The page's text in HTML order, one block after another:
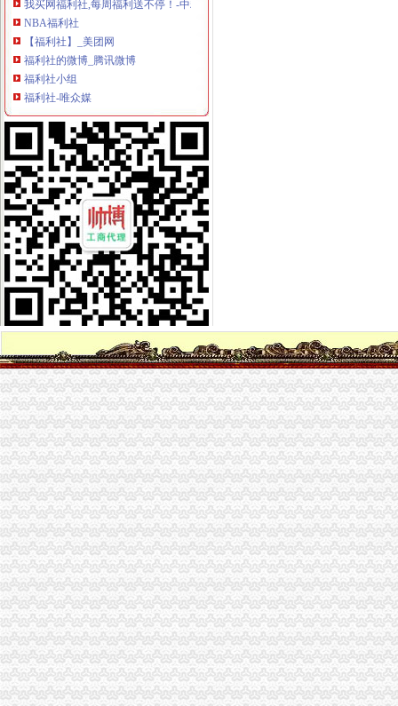
NBA福利社
【福利社】_美团网
福利社的微博_腾讯微博
福利社小组
福利社-唯众媒
在线福利社|汇集互联网在线福利
福利社_百度百科
福利社吧
精品福利社|只为精品专注精品
福利社
福利社
600伊人福利社
在线福利社zxfuli
福利社
500宅男福利社
免费zxfuli福利社影院
全民福利社--免费提供全国各公司福委会等单位的公开平台
福利社-每天千款优惠券秒,一折限时疯抢！-福利社
IT福利社
撸吧福利社
品宝贝福利社|品宅男福利社天天更新！每日有福利,来找福利
UU福利社
宅男福利社_宅男福利社是宅男就来福利社
福利社-百丽吧-天津消费生活专属社区-
VR福利社
福利社
黄漫福利社
gkmm福利社肉图_美图福利社账号登录_美图福利社刮
福利社-@HR圈内招聘网,HR人自己的招聘网站
福利社-百丽吧-天津消费生活专属社区-
业界福利社
zxfuli福利社电影-原创-高清-爱奇艺
福利社
福利社的微博_腾讯微博
福利社
福利社_圈子_杭州19楼
福利社-苹果笔记本,iPhone,iPad,苹果正品购买,在这里有便宜的苹